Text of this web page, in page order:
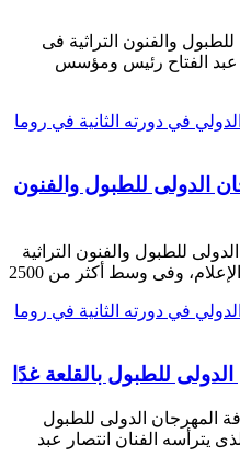
والفنون التراثية فى
عبد الفتاح رئيس ومؤسس
الدولى للطبول والفنون
للطبول والفنون التراثية
وفى وسط أكثر من 2500
للطبول بالقلعة غدًا
المهرجان الدولى للطبول
يترأسه الفنان انتصار عبد